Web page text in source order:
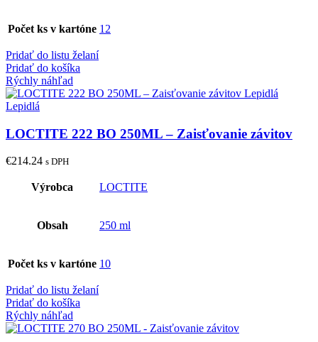
Počet ks v kartóne 12
Pridať do listu želaní
Pridať do košíka
Rýchly náhľad
LOCTITE 222 BO 250ML – Zaisťovanie závitov
€214.24 s DPH
Výrobca LOCTITE
Obsah 250 ml
Počet ks v kartóne 10
Pridať do listu želaní
Pridať do košíka
Rýchly náhľad